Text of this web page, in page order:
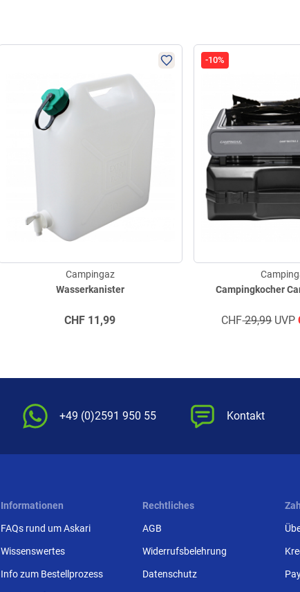
Wasserkanister
Campingaz
CHF 11,99
-10%
Campingkocher
CHF29,99UVP
+49 (0)2591 950 55 Kontakt
Informationen
FAQs rund um Askari
Wissenswertes
Info zum Bestellprozess
Rechtliches
AGB
Widerrufsbelehrung
Datenschutz